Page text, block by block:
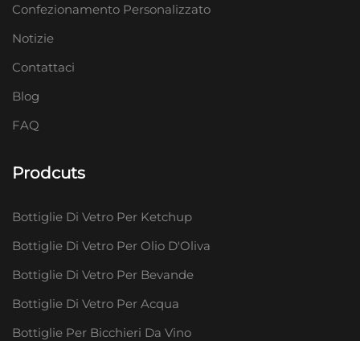
Confezionamento Personalizzato
Notizie
Contattaci
Blog
FAQ
Prodcuts
Bottiglie Di Vetro Per Ketchup
Bottiglie Di Vetro Per Olio D'Oliva
Bottiglie Di Vetro Per Bevande
Bottiglie Di Vetro Per Acqua
Bottiglie Per Bicchieri Da Vino